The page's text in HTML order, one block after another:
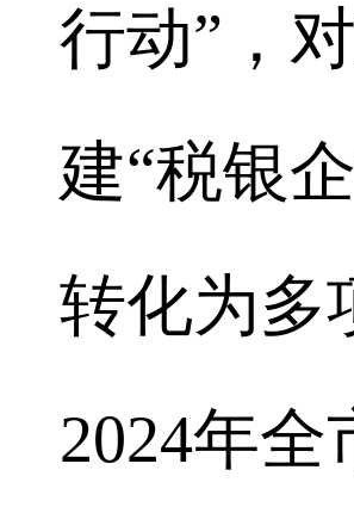
行动”，
建“税银
转化为多
2024年